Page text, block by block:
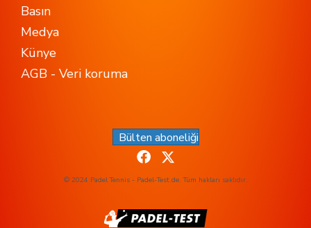
Basın
Medya
Künye
AGB - Veri koruma
Bülten aboneliği
© 2024 Padel Tennis - Padel-Test.de. Tüm hakları saklıdır.